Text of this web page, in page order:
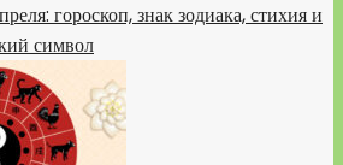
гороскоп, знак зодиака, стихия и
символ